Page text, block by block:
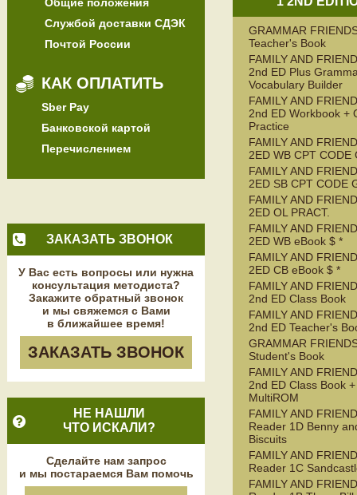
Службой доставки СДЭК
Почтой России
КАК ОПЛАТИТЬ
Sber Pay
Банковской картой
Перечислением
ЗАКАЗАТЬ ЗВОНОК
У Вас есть вопросы или нужна
консультация методиста?
Закажите обратный звонок
и мы свяжемся с Вами
в ближайшее время!
ЗАКАЗАТЬ ЗВОНОК
НЕ НАШЛИ
ЧТО ИСКАЛИ?
Сделайте нам запрос
и мы постараемся Вам помочь
GRAMMAR
Teacher's Book
FAMILY AND
2nd ED Plus
Vocabulary Builder
FAMILY AND
2nd ED Workbook +
Practice
FAMILY AND
2ED WB CPT CODE
FAMILY AND
2ED SB CPT CODE
FAMILY AND
2ED OL PRACT.
FAMILY AND
2ED WB eBook $ *
FAMILY AND
2ED CB eBook $ *
FAMILY AND
2nd ED Class Book
FAMILY AND
2nd ED Teacher's
GRAMMAR
Student's Book
FAMILY AND
2nd ED Class Book +
MultiROM
FAMILY AND
Reader 1D Benny
Biscuits
FAMILY AND
Reader 1C
FAMILY AND